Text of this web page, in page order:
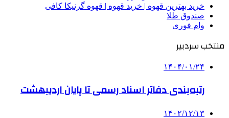
خرید بهترین قهوه | خرید قهوه | قهوه گرنیکا کافی
صندوق طلا
وام فوری
منتخب سردبیر
۱۴۰۴/۰۱/۲۴
رتبه‌بندی دفاتر اسناد رسمی تا پایان اردیبهشت‌
۱۴۰۲/۱۲/۱۳